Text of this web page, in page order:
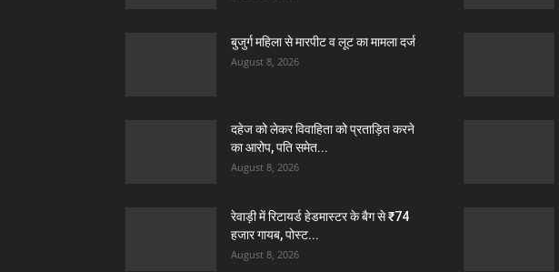
बुजुर्ग महिला से मारपीट व लूट का मामला दर्ज
August 8, 2026
दहेज को लेकर विवाहिता को प्रताड़ित करने
का आरोप, पति समेत...
August 8, 2026
रेवाड़ी में रिटायर्ड हेडमास्टर के बैग से ₹74
हजार गायब, पोस्ट...
August 8, 2026